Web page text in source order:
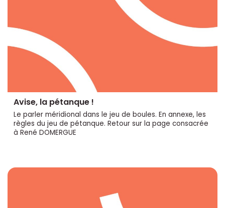
Avise, la pétanque !
Le parler méridional dans le jeu de boules. En annexe, les
règles du jeu de pétanque. Retour sur la page consacrée
à René DOMERGUE